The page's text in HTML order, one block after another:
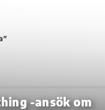
-ansök om